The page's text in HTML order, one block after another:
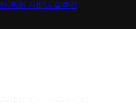
특화 가드닝 솔루션